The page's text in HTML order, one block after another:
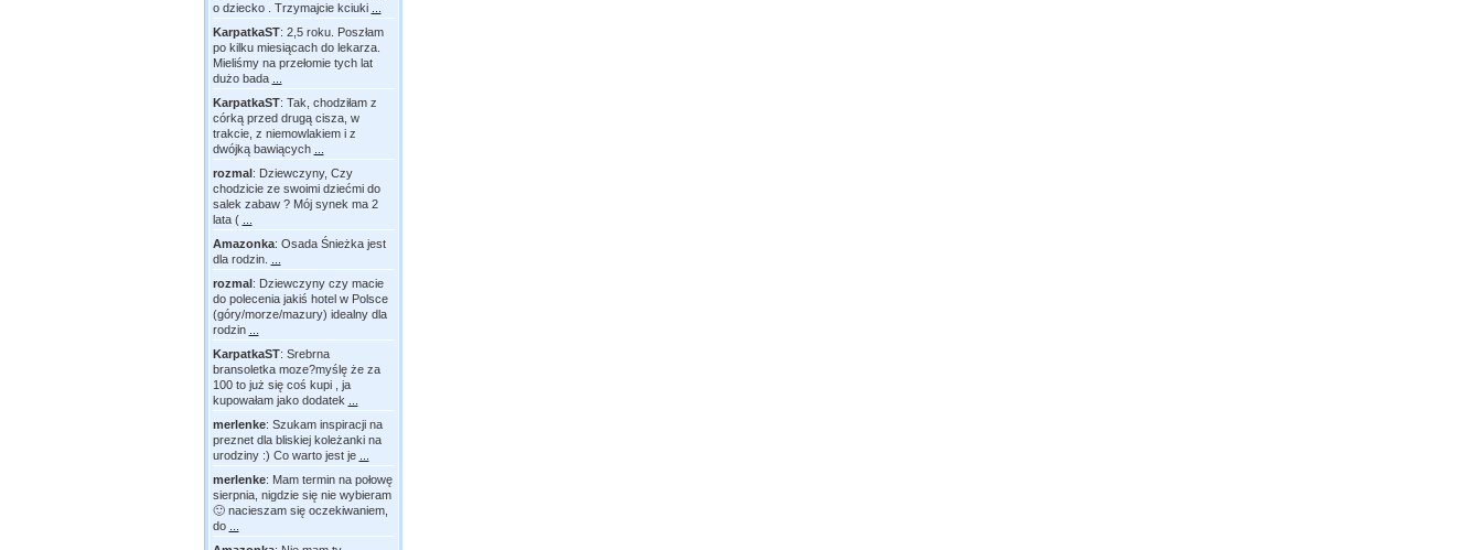
o dziecko . Trzymajcie kciuki
KarpatkaST: 2,5 roku. Poszłam
po kilku miesiącach do lekarza.
Mieliśmy na przełomie tych lat
dużo bada
KarpatkaST: Tak, chodziłam z
córką przed drugą cisza, w
trakcie, z niemowlakiem i z
dwójką bawiących
rozmal: Dziewczyny, Czy
chodzicie ze swoimi dziećmi do
salek zabaw ? Mój synek ma 2
lata (
Amazonka: Osada Śnieżka jest
dla rodzin.
rozmal: Dziewczyny czy macie
do polecenia jakiś hotel w Polsce
(góry/morze/mazury) idealny dla
rodzin
KarpatkaST: Srebrna
bransoletka moze?myślę że za
100 to już się coś kupi , ja
kupowałam jako dodatek
merlenke: Szukam inspiracji na
preznet dla bliskiej koleżanki na
urodziny :) Co warto jest je
merlenke: Mam termin na połowę
sierpnia, nigdzie się nie wybieram
🙂 nacieszam się oczekiwaniem,
do